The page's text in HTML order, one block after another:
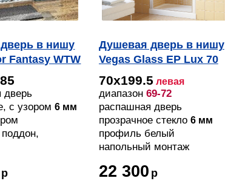
в нишу
Fantasy WTW
дверь
с узором6 мм
р
Душевая дверь в нишу
Vegas Glass EP Lux 70
01 01 L профиль белый,
стекло прозрачное
70х199.5 левая
диапазон 69-72
распашная дверь
прозрачное стекло 6 мм
профиль белый
напольный монтаж
22 300 р